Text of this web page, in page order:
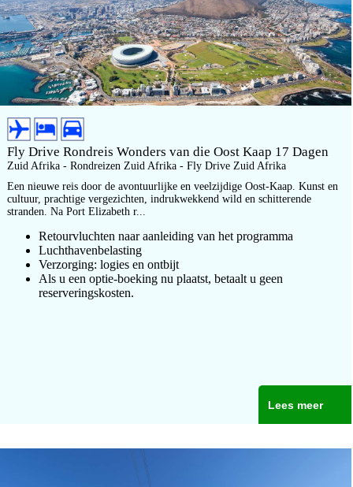
Fly Drive Rondreis Wonders van die Oost Kaap 17 Dagen
Zuid Afrika - Rondreizen Zuid Afrika - Fly Drive Zuid Afrika
Een nieuwe reis door de avontuurlijke en veelzijdige Oost-Kaap. Kunst en
cultuur, prachtige vergezichten, indrukwekkend wild en schitterende
stranden. Na Port Elizabeth r...
Retourvluchten naar aanleiding van het programma
Luchthavenbelasting
Verzorging: logies en ontbijt
Als u een optie-boeking nu plaatst, betaalt u geen
reserveringskosten.
Lees meer